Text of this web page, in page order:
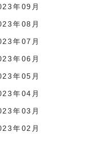
年09月
年08月
年07月
年06月
年05月
年04月
年03月
年02月